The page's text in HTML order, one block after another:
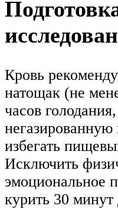
Кровь
натощак (не
часов
избегать
Исключить
эмоциональное
курить 30 минут